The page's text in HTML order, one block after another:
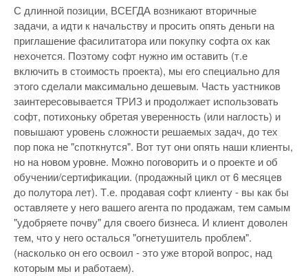
С длинной позиции, ВСЕГДА возникают вторичные
задачи, а идти к начальству и просить опять деньги на
приглашение фасилитатора или покупку софта ох как
нехочется. Поэтому софт нужно им оставить (т.е
включить в стоимость проекта), мы его специально для
этого сделали максимально дешевым. Часть уастников
заинтересовывается ТРИЗ и продолжает использовать
софт, потихоньку обретая уверенность (или наглость) и
повышают уровень сложности решаемых задач, до тех
пор пока не "споткнутся". Вот тут они опять наши клиенты,
но на новом уровне. Можно поговорить и о проекте и об
обучении/сертификации. (продажный цикл от 6 месяцев
до полутора лет). Т.е. продавая софт клиенту - вы как бы
оставляете у него вашего агента по продажам, тем самым
"удобряете почву" для своего бизнеса. И клиент доволен
тем, что у него осталься "огнетушитель проблем".
(насколько он его освоил - это уже второй вопрос, над
которым мы и работаем).